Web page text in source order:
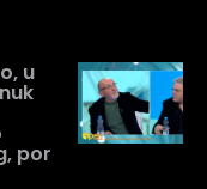
u
por